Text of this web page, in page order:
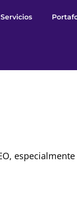
Servicios